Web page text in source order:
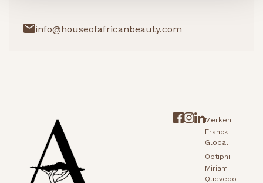
info@houseofafricanbeauty.com
Merken
Franck
Global
Optiphi
Miriam
Quevedo